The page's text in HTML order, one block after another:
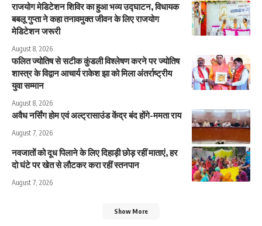
राजयोग मेडिटेशन शिविर का हुआ भव्य उद्घाटन, विधायक
बबलू गुप्ता ने कहा तनावमुक्त जीवन के लिए राजयोग
मेडिटेशन जरूरी
August 8, 2026
फलित ज्योतिष से सटीक कुंडली विश्लेषण करने पर ज्योतिष
शास्त्र के विद्वान आचार्य राकेश झा को मिला अंतर्राष्ट्रीय
युवा सम्मान
August 8, 2026
अवैध नर्सिंग होम एवं अल्ट्रासाउंड केंद्र बंद होंगे-ममता राय
August 7, 2026
नवजातों को दूध पिलाने के लिए दिहाड़ी छोड़ रहीं माताएं, हर
दो घंटे पर खेत से लौटकर करा रहीं स्तनपान
August 7, 2026
Show More